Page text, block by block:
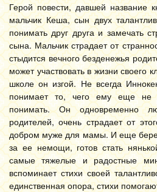
Герой повести, давшей название
мальчик Кеша, сын двух
понимать друг друга и замечать
сына. Мальчик страдает от
стыдится вечного безденежья
может участвовать в жизни своего
школе он изгой. Не всегда
понимает то, чего ему еще не
понимать. Он одновременно
родителей, очень страдает от
добром муже для мамы. И еще
за ее немощи, готов стать
самые тяжелые и радостные
вспоминает стихи своей
единственная опора, стихи